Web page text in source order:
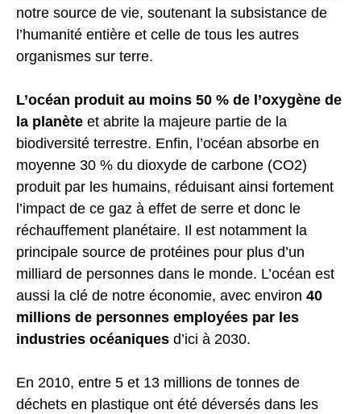
notre source de vie, soutenant la subsistance de
l’humanité entière et celle de tous les autres
organismes sur terre.
L’océan produit au moins 50 % de l’oxygène de
la planète et abrite la majeure partie de la
biodiversité terrestre. Enfin, l’océan absorbe en
moyenne 30 % du dioxyde de carbone (CO2)
produit par les humains, réduisant ainsi fortement
l’impact de ce gaz à effet de serre et donc le
réchauffement planétaire. Il est notamment la
principale source de protéines pour plus d’un
milliard de personnes dans le monde. L’océan est
aussi la clé de notre économie, avec environ 40
millions de personnes employées par les
industries océaniques d’ici à 2030.
En 2010, entre 5 et 13 millions de tonnes de
déchets en plastique ont été déversés dans les